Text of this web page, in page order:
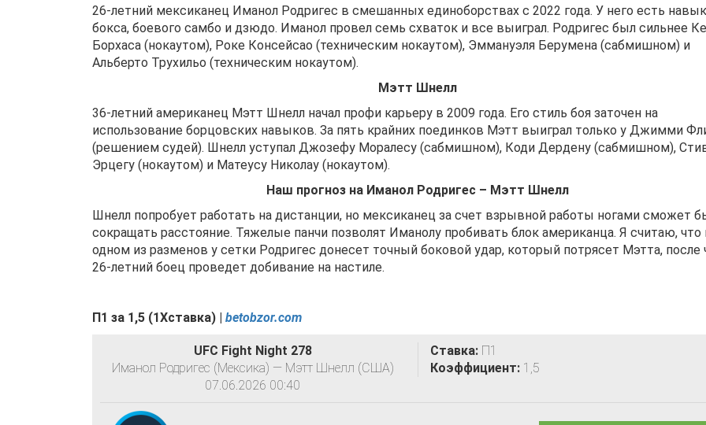
26-летний мексиканец Иманол Родригес в смешанных единоборствах с 2022 года. У него есть
бокса, боевого самбо и дзюдо. Иманол провел семь схваток и все выиграл. Родригес был сильнее
Борхаса (нокаутом), Роке Консейсао (техническим нокаутом), Эммануэля Берумена (сабмишном) и
Альберто Трухильо (техническим нокаутом).
Мэтт Шнелл
36-летний американец Мэтт Шнелл начал профи карьеру в 2009 года. Его стиль боя заточен на
использование борцовских навыков. За пять крайних поединков Мэтт выиграл только у Джимми
(решением судей). Шнелл уступал Джозефу Моралесу (сабмишном), Коди Дердену (сабмишном),
Эрцегу (нокаутом) и Матеусу Николау (нокаутом).
Наш прогноз на Иманол Родригес – Мэтт Шнелл
Шнелл попробует работать на дистанции, но мексиканец за счет взрывной работы ногами сможет
сокращать расстояние. Тяжелые панчи позволят Иманолу пробивать блок американца. Я считаю, что
одном из разменов у сетки Родригес донесет точный боковой удар, который потрясет Мэтта, после
26-летний боец проведет добивание на настиле.
П1 за 1 ,5 (1Хставка) | betobzor.com
UFC Fight Night 278
Иманол Родригес (Мексика) — Мэтт Шнелл (США)
07.06.2026 00:40
Ставка:П1
Коэффициент:1,5